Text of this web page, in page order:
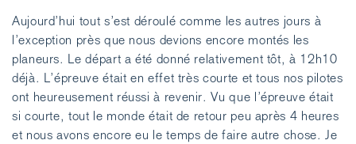
Aujourd’hui tout s’est déroulé comme les autres jours à
l’exception près que nous devions encore montés les
planeurs. Le départ a été donné relativement tôt, à 12h10
déjà. L’épreuve était en effet très courte et tous nos pilotes
ont heureusement réussi à revenir. Vu que l’épreuve était
si courte, tout le monde était de retour peu après 4 heures
et nous avons encore eu le temps de faire autre chose. Je